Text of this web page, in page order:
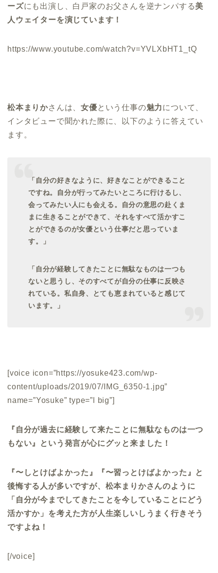
ーズにも出演し、白戸家のお父さんを逆ナンパする美
人ウェイターを演じています！
https://www.youtube.com/watch?v=YVLXbHT1_tQ
松本まりかさんは、女優という仕事の魅力について、
インタビューで聞かれた際に、以下のように答えてい
ます。
「自分の好きなように、好きなことができること
ですね。自分が行ってみたいところに行けるし、
会ってみたい人にも会える。自分の意思の赴くま
まに生きることができて、それをすべて活かすこ
とができるのが女優という仕事だと思っていま
す。」
「自分が経験してきたことに無駄なものは一つも
ないと思うし、そのすべてが自分の仕事に反映さ
れている。私自身、とても恵まれていると感じて
います。」
[voice icon=”https://yosuke423.com/wp-
content/uploads/2019/07/IMG_6350-1.jpg”
name=”Yosuke” type=”l big”]
『自分が過去に経験して来たことに無駄なものは一つ
もない』という発言が心にグッと来ました！
『〜しとけばよかった』『〜習っとけばよかった』と
後悔する人が多いですが、松本まりかさんのように
「自分が今までしてきたことを今していることにどう
活かすか」を考えた方が人生楽しいしうまく行きそう
ですよね！
[/voice]